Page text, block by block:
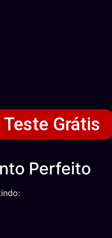
Teste Grátis
Perfeito